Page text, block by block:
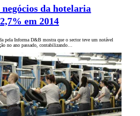
negócios da hotelaria
em 2014
pela Informa D&B mostra que o sector teve um notável
no ano passado, contabilizando…